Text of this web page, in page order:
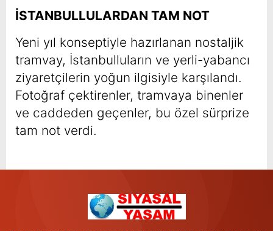
İSTANBULLULARDAN TAM NOT
Yeni yıl konseptiyle hazırlanan nostaljik
tramvay, İstanbulluların ve yerli-yabancı
ziyaretçilerin yoğun ilgisiyle karşılandı.
Fotoğraf çektirenler, tramvaya binenler
ve caddeden geçenler, bu özel sürprize
tam not verdi.